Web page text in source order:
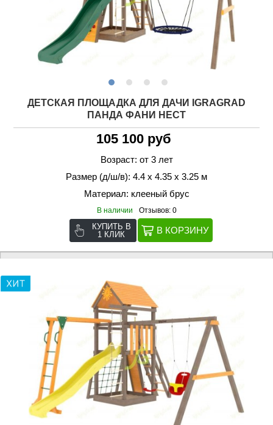
ДЕТСКАЯ ПЛОЩАДКА ДЛЯ ДАЧИ IGRAGRAD
ПАНДА ФАНИ НЕСТ
105 100 руб
Возраст: от 3 лет
Размер (д/ш/в): 4.4 х 4.35 х 3.25 м
Материал: клееный брус
В наличии Отзывов: 0
КУПИТЬ В
1 КЛИК